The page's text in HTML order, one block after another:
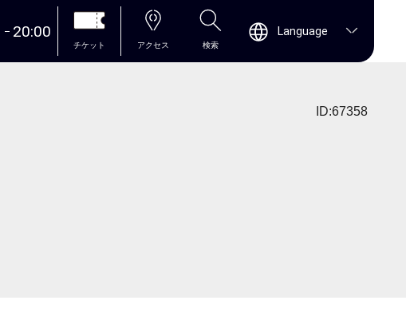
20:00
チケット アクセス 検索
Language
ID:67358